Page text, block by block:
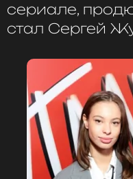
сериале,
стал Сергей